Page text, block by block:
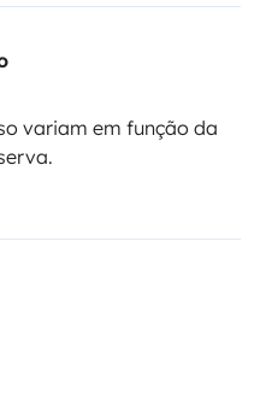
variam em função da